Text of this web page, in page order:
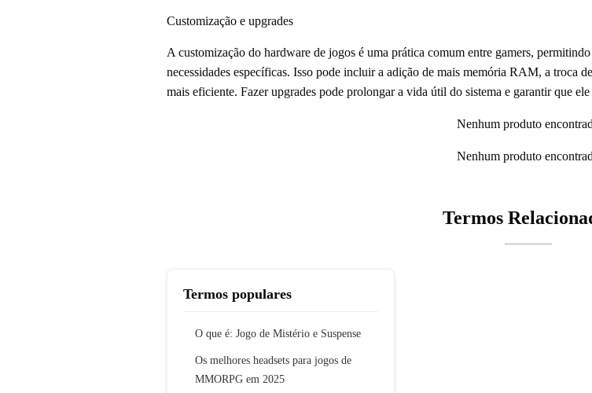
Customização e upgrades
A customização do hardware de jogos é uma prática comum entre gamers, permitindo
necessidades específicas. Isso pode incluir a adição de mais memória RAM, a troca
mais eficiente. Fazer upgrades pode prolongar a vida útil do sistema e garantir que
Nenhum produto
Nenhum produto
Termos
Termos populares
O que é: Jogo de Mistério e Suspense
Os melhores headsets para jogos de
MMORPG em 2025